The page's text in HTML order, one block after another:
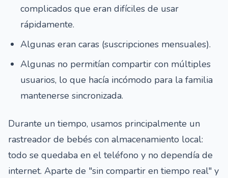
complicados que eran difíciles de usar
rápidamente.
Algunas eran caras (suscripciones mensuales).
Algunas no permitían compartir con múltiples
usuarios, lo que hacía incómodo para la familia
mantenerse sincronizada.
Durante un tiempo, usamos principalmente un
rastreador de bebés con almacenamiento local:
todo se quedaba en el teléfono y no dependía de
internet. Aparte de "sin compartir en tiempo real" y